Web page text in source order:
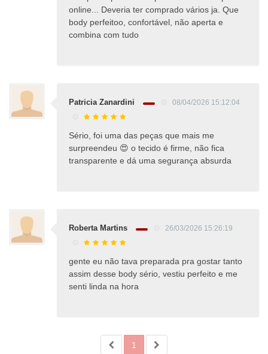
online... Deveria ter comprado vários ja. Que
body perfeitoo, confortável, não aperta e
combina com tudo
Patricia Zanardini 08/04/2026 15:12:04
Sério, foi uma das peças que mais me
surpreendeu 😍 o tecido é firme, não fica
transparente e dá uma segurança absurda
Roberta Martins 26/03/2026 15:26:19
gente eu não tava preparada pra gostar tanto
assim desse body sério, vestiu perfeito e me
senti linda na hora
1